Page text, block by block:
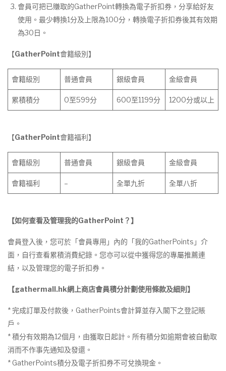
會員可把已賺取的GatherPoint轉換為電子折扣券，分享給好友
使用。最少轉換1分及上限為100分，轉換電子折扣券後其有效期
為30日。
【GatherPoint會籍級別】
會籍級別 普通會員 銀級會員 金級會員
累積積分 0至599分 600至1199分 1200分或以上
【GatherPoint會籍福利】
會籍級別 普通會員 銀級會員 金級會員
會籍福利 – 全單九折 全單八折
【如何查看及管理我的GatherPoint ？】
會員登入後，您可於「會員專用」內的「我的GatherPoints」介
面，自行查看累積消費紀錄。您亦可以從中獲得您的專屬推薦連
結，以及管理您的電子折扣券。
【gathermall.hk網上商店會員積分計劃使用條款及細則】
* 完成訂單及付款後，GatherPoints會計算並存入閣下之登記賬
戶。
* 積分有效期為12個月，由獲取日起計。所有積分如逾期會被自動取
消而不作事先通知及發還。
* GatherPoints積分及電子折扣券不可兌換現金。